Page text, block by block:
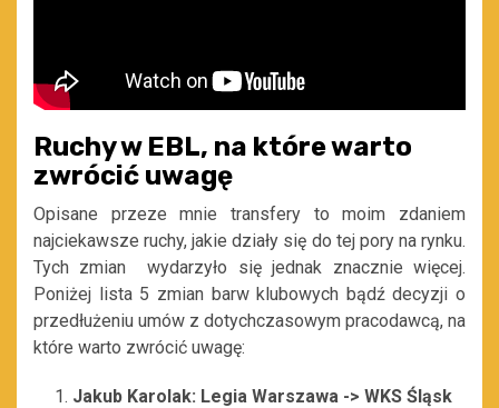
Ruchy w EBL, na które warto
zwrócić uwagę
Opisane przeze mnie transfery to moim zdaniem
najciekawsze ruchy, jakie działy się do tej pory na rynku.
Tych zmian wydarzyło się jednak znacznie więcej.
Poniżej lista 5 zmian barw klubowych bądź decyzji o
przedłużeniu umów z dotychczasowym pracodawcą, na
które warto zwrócić uwagę:
Jakub Karolak: Legia Warszawa -> WKS Śląsk